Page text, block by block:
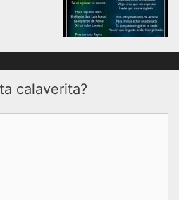
calaverita?